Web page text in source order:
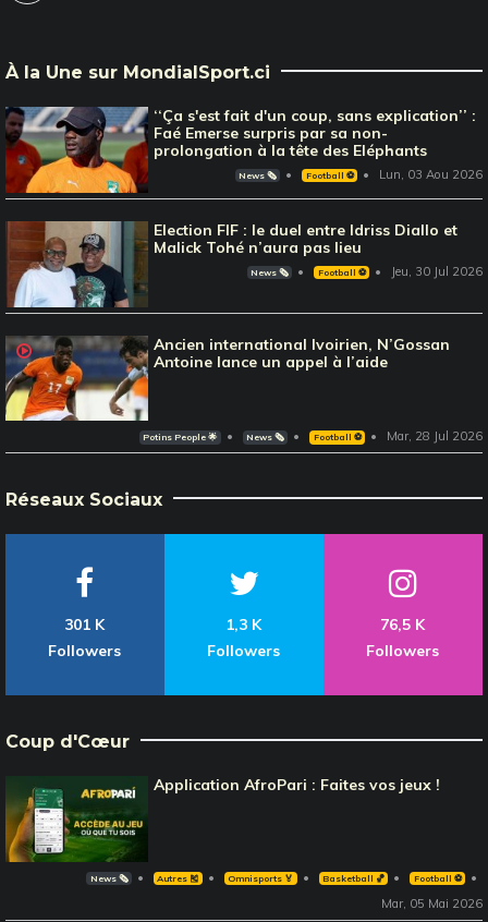
À la Une sur MondialSport.ci
‘‘Ça s'est fait d'un coup, sans explication’’ :
Faé Emerse surpris par sa non-
prolongation à la tête des Eléphants
News 🗞️ Football ⚽️ Lun, 03 Aou 2026
Election FIF : le duel entre Idriss Diallo et
Malick Tohé n’aura pas lieu
News 🗞️ Football ⚽️ Jeu, 30 Jul 2026
Ancien international Ivoirien, N’Gossan
Antoine lance un appel à l’aide
Potins People 🌟 News 🗞️ Football ⚽️ Mar, 28 Jul 2026
Réseaux Sociaux
301 K
Followers
1,3 K
Followers
76,5 K
Followers
Coup d'Cœur
Application AfroPari : Faites vos jeux !
News 🗞️ Autres 🎽 Omnisports 🏅 Basketball 🏀 Football ⚽️
Mar, 05 Mai 2026